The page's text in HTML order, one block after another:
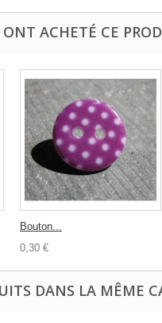
ACHETÉ CE
Bouton...
0,30 €
DANS LA MÊME